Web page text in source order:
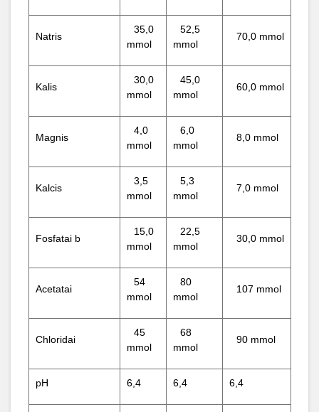
Natris
35,0
mmol
52,5
mmol
70,0 mmol
Kalis
30,0
mmol
45,0
mmol
60,0 mmol
Magnis
4,0
mmol
6,0
mmol
8,0 mmol
Kalcis
3,5
mmol
5,3
mmol
7,0 mmol
Fosfatai b
15,0
mmol
22,5
mmol
30,0 mmol
Acetatai
54
mmol
80
mmol
107 mmol
Chloridai
45
mmol
68
mmol
90 mmol
pH 6,4 6,4 6,4